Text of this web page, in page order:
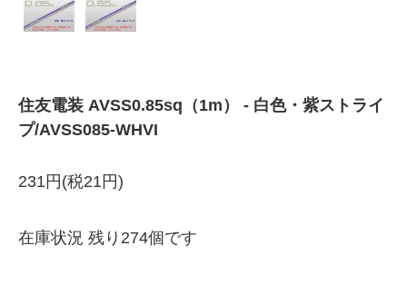
住友電装 AVSS0.85sq（1m） - 白色・紫ストライ
プ/AVSS085-WHVI
231円(税21円)
在庫状況 残り274個です